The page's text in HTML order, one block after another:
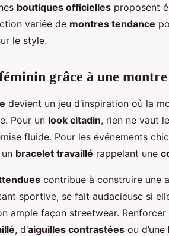
boutiques officielles proposent
variée de montres tendance
le style.
grâce à une montre
devient un jeu d’inspiration où la
Pour un look citadin, rien ne vaut le
fluide. Pour les événements
bracelet travaillé rappelant une
contribue à construire une
sportive, se fait audacieuse si
ample façon streetwear. Renforcer
, d’aiguilles contrastées ou d’une